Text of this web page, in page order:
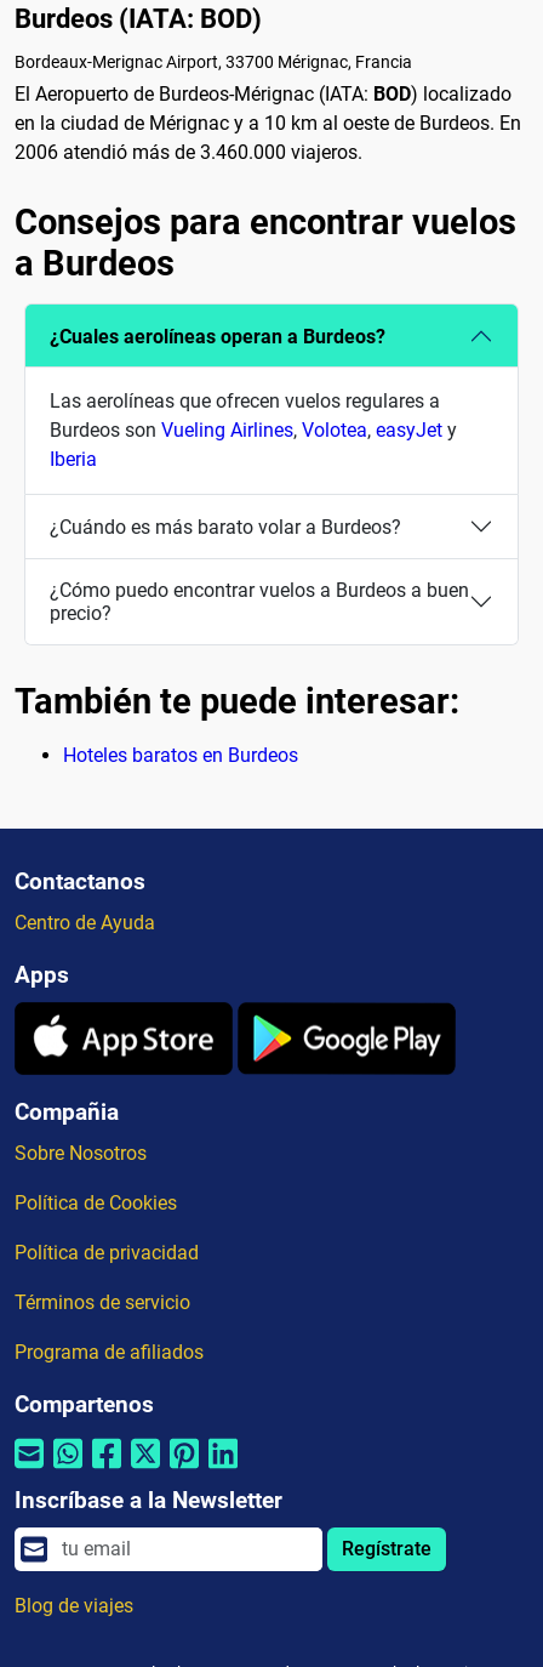
Burdeos (IATA: BOD)
Bordeaux-Merignac Airport, 33700 Mérignac, Francia
El Aeropuerto de Burdeos-Mérignac (IATA: BOD) localizado
en la ciudad de Mérignac y a 10 km al oeste de Burdeos. En
2006 atendió más de 3.460.000 viajeros.
Consejos para encontrar vuelos
a Burdeos
¿Cuales aerolíneas operan a Burdeos?
Las aerolíneas que ofrecen vuelos regulares a
Burdeos son Vueling Airlines, Volotea, easyJet y
Iberia
¿Cuándo es más barato volar a Burdeos?
¿Cómo puedo encontrar vuelos a Burdeos a buen
precio?
También te puede interesar:
Hoteles baratos en Burdeos
Contactanos
Centro de Ayuda
Apps
Compañia
Sobre Nosotros
Política de Cookies
Política de privacidad
Términos de servicio
Programa de afiliados
Compartenos
Inscríbase a la Newsletter
Regístrate
Blog de viajes